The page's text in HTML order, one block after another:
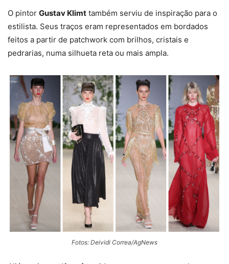
O pintor Gustav Klimt também serviu de inspiração para o
estilista. Seus traços eram representados em bordados
feitos a partir de patchwork com brilhos, cristais e
pedrarias, numa silhueta reta ou mais ampla.
Fotos: Deividi Correa/AgNews